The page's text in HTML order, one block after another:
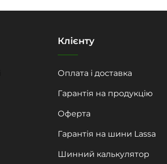
Клієнту
Оплата і доставка
Гарантія на продукцію
Оферта
Гарантія на шини Lassa
Шинний калькулятор